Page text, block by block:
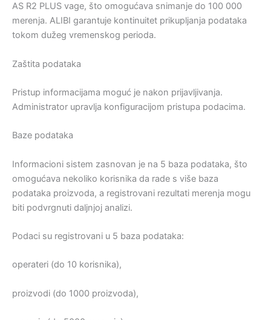
AS R2 PLUS vage, što omogućava snimanje do 100 000
merenja. ALIBI garantuje kontinuitet prikupljanja podataka
tokom dužeg vremenskog perioda.
Zaštita podataka
Pristup informacijama moguć je nakon prijavljivanja.
Administrator upravlja konfiguracijom pristupa podacima.
Baze podataka
Informacioni sistem zasnovan je na 5 baza podataka, što
omogućava nekoliko korisnika da rade s više baza
podataka proizvoda, a registrovani rezultati merenja mogu
biti podvrgnuti daljnjoj analizi.
Podaci su registrovani u 5 baza podataka:
operateri (do 10 korisnika),
proizvodi (do 1000 proizvoda),